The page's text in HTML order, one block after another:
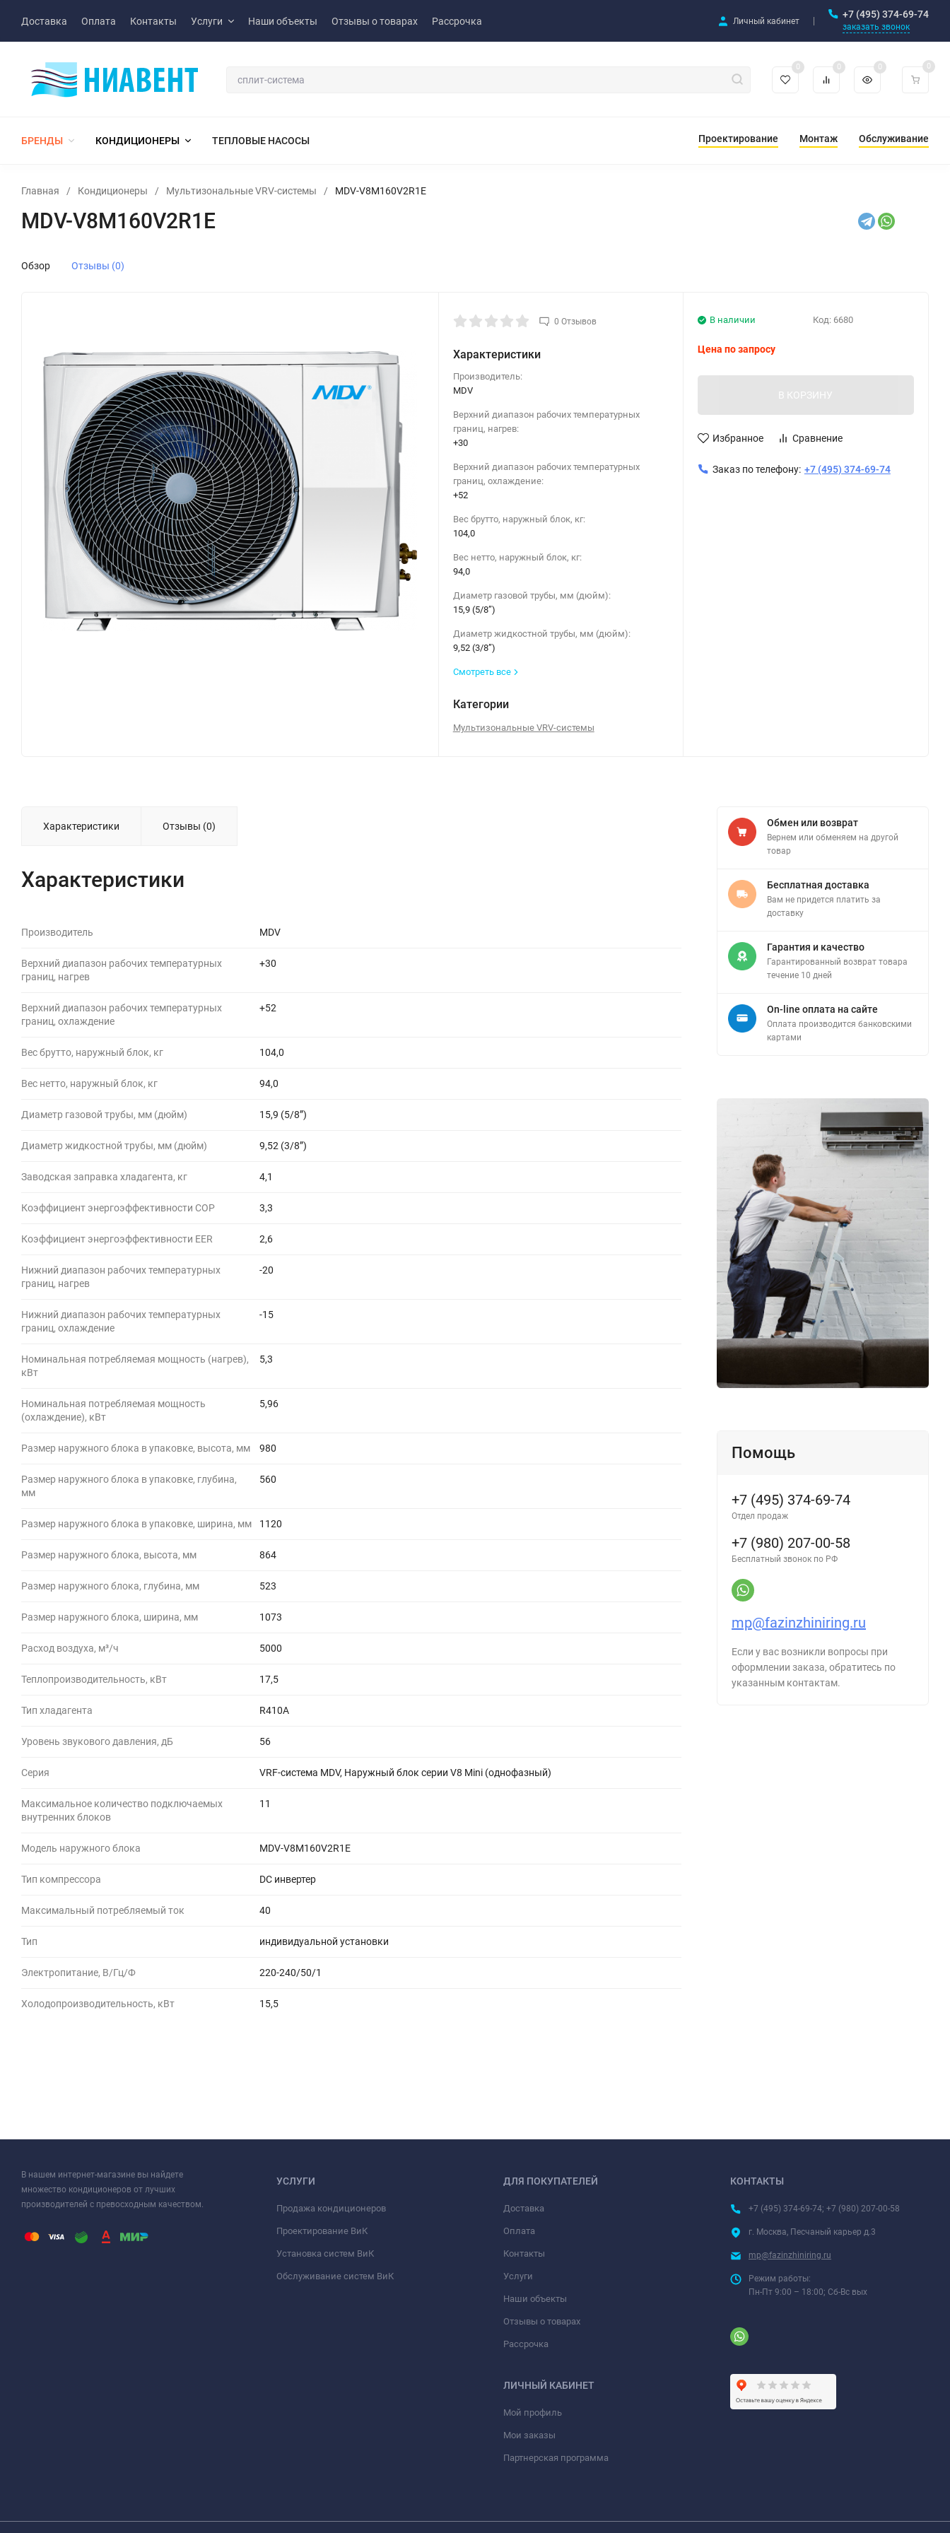
Доставка Оплата Контакты Услуги Наши объекты Отзывы о товарах Рассрочка Личный кабинет
+7 (495) 374-69-74
заказать звонок
0 0 0 0
БРЕНДЫ КОНДИЦИОНЕРЫ ТЕПЛОВЫЕ НАСОСЫ Проектирование Монтаж Обслуживание
Главная / Кондиционеры / Мультизональные VRV-системы / MDV-V8M160V2R1E
MDV-V8M160V2R1E
Обзор Отзывы (0)
0 Отзывов
Характеристики
Производитель:
MDV
Верхний диапазон рабочих температурных
границ, нагрев:
+30
Верхний диапазон рабочих температурных
границ, охлаждение:
+52
Вес брутто, наружный блок, кг:
104,0
Вес нетто, наружный блок, кг:
94,0
Диаметр газовой трубы, мм (дюйм):
15,9 (5/8”)
Диаметр жидкостной трубы, мм (дюйм):
9,52 (3/8”)
Смотреть все
Категории
Мультизональные VRV-системы
Код: 6680
В наличии
Цена по запросу
В КОРЗИНУ
Избранное Сравнение
Заказ по телефону: +7 (495) 374-69-74
Характеристики Отзывы (0)
Характеристики
Производитель MDV
Верхний диапазон рабочих температурных
границ, нагрев
+30
Верхний диапазон рабочих температурных
границ, охлаждение
+52
Вес брутто, наружный блок, кг 104,0
Вес нетто, наружный блок, кг 94,0
Диаметр газовой трубы, мм (дюйм) 15,9 (5/8”)
Диаметр жидкостной трубы, мм (дюйм) 9,52 (3/8”)
Заводская заправка хладагента, кг 4,1
Коэффициент энергоэффективности COP 3,3
Коэффициент энергоэффективности EER 2,6
Нижний диапазон рабочих температурных
границ, нагрев
-20
Нижний диапазон рабочих температурных
границ, охлаждение
-15
Номинальная потребляемая мощность (нагрев),
кВт
5,3
Номинальная потребляемая мощность
(охлаждение), кВт
5,96
Размер наружного блока в упаковке, высота, мм 980
Размер наружного блока в упаковке, глубина,
мм
560
Размер наружного блока в упаковке, ширина, мм 1120
Размер наружного блока, высота, мм 864
Размер наружного блока, глубина, мм 523
Размер наружного блока, ширина, мм 1073
Расход воздуха, м³/ч 5000
Теплопроизводительность, кВт 17,5
Тип хладагента R410A
Уровень звукового давления, дБ 56
Серия VRF-система MDV, Наружный блок серии V8 Mini (однофазный)
Максимальное количество подключаемых
внутренних блоков
11
Модель наружного блока MDV-V8M160V2R1E
Тип компрессора DC инвертер
Максимальный потребляемый ток 40
Тип индивидуальной установки
Электропитание, В/Гц/Ф 220-240/50/1
Холодопроизводительность, кВт 15,5
Обмен или возврат
Вернем или обменяем на другой
товар
Бесплатная доставка
Вам не придется платить за
доставку
Гарантия и качество
Гарантированный возврат товара
течение 10 дней
On-line оплата на сайте
Оплата производится банковскими
картами
Помощь
+7 (495) 374-69-74
Отдел продаж
+7 (980) 207-00-58
Бесплатный звонок по РФ
mp@fazinzhiniring.ru
Если у вас возникли вопросы при
оформлении заказа, обратитесь по
указанным контактам.
В нашем интернет-магазине вы найдете
множество кондиционеров от лучших
производителей с превосходным качеством.
УСЛУГИ
Продажа кондиционеров
Проектирование ВиК
Установка систем ВиК
Обслуживание систем ВиК
ДЛЯ ПОКУПАТЕЛЕЙ
Доставка
Оплата
Контакты
Услуги
Наши объекты
Отзывы о товарах
Рассрочка
ЛИЧНЫЙ КАБИНЕТ
Мой профиль
Мои заказы
Партнерская программа
КОНТАКТЫ
+7 (495) 374-69-74; +7 (980) 207-00-58
г. Москва, Песчаный карьер д.3
mp@fazinzhiniring.ru
Режим работы:
Пн-Пт 9:00 – 18:00; Сб-Вс вых